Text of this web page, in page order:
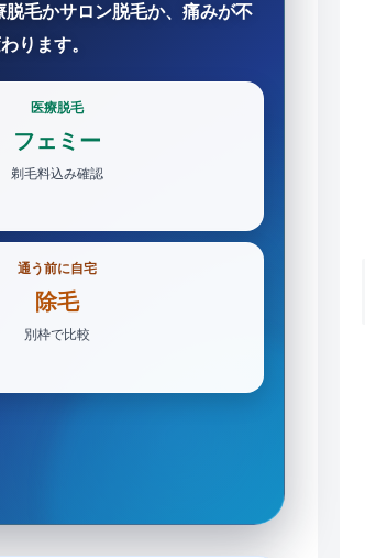
毛かサロン脱毛か、痛みが不
ります。
医療脱毛
フェミー
剃毛料込み確認
通う前に自宅
除毛
別枠で比較